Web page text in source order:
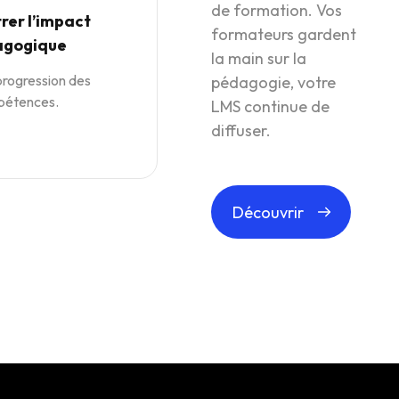
l’impact
des
de formation. Vos
formateurs gardent
la main sur la
pédagogie, votre
LMS continue de
diffuser.
Découvrir